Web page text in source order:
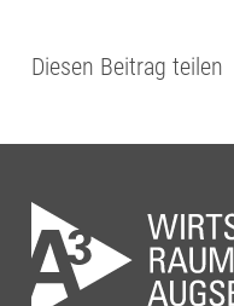
Diesen Beitrag teilen